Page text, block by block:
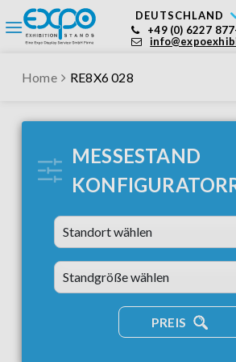
DEUTSCHLAND
+49 (0) 6227
Home RE8X6 028
MESSESTAND
Standort wählen
standsizes
PREIS